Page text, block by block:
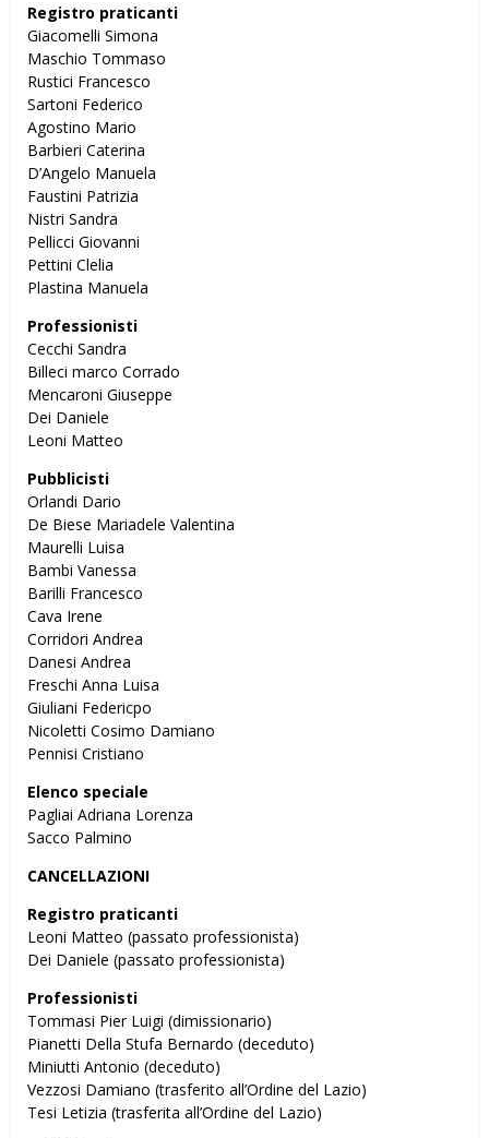
Registro praticanti
Giacomelli Simona
Maschio Tommaso
Rustici Francesco
Sartoni Federico
Agostino Mario
Barbieri Caterina
D’Angelo Manuela
Faustini Patrizia
Nistri Sandra
Pellicci Giovanni
Pettini Clelia
Plastina Manuela
Professionisti
Cecchi Sandra
Billeci marco Corrado
Mencaroni Giuseppe
Dei Daniele
Leoni Matteo
Pubblicisti
Orlandi Dario
De Biese Mariadele Valentina
Maurelli Luisa
Bambi Vanessa
Barilli Francesco
Cava Irene
Corridori Andrea
Danesi Andrea
Freschi Anna Luisa
Giuliani Federicpo
Nicoletti Cosimo Damiano
Pennisi Cristiano
Elenco speciale
Pagliai Adriana Lorenza
Sacco Palmino
CANCELLAZIONI
Registro praticanti
Leoni Matteo (passato professionista)
Dei Daniele (passato professionista)
Professionisti
Tommasi Pier Luigi (dimissionario)
Pianetti Della Stufa Bernardo (deceduto)
Miniutti Antonio (deceduto)
Vezzosi Damiano (trasferito all’Ordine del Lazio)
Tesi Letizia (trasferita all’Ordine del Lazio)